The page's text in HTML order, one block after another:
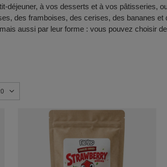
déjeuner, à vos desserts et à vos pâtisseries,
des framboises, des cerises, des bananes
aussi par leur forme : vous pouvez choisir
nombre de produits affichés